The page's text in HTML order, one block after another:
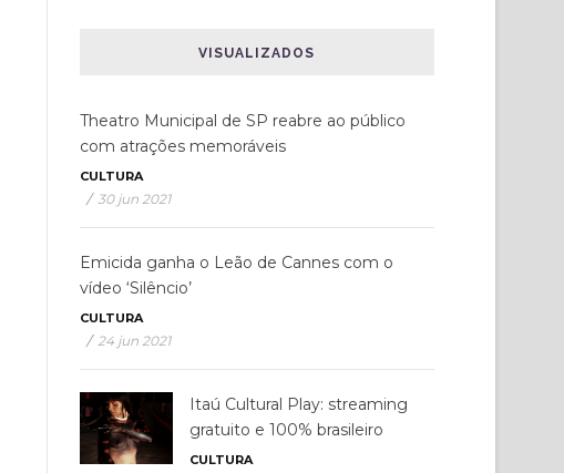
VISUALIZADOS
Theatro Municipal de SP reabre ao público
com atrações memoráveis
CULTURA
/ 30 jun 2021
Emicida ganha o Leão de Cannes com o
vídeo ‘Silêncio’
CULTURA
/ 24 jun 2021
Itaú Cultural Play: streaming
gratuito e 100% brasileiro
CULTURA